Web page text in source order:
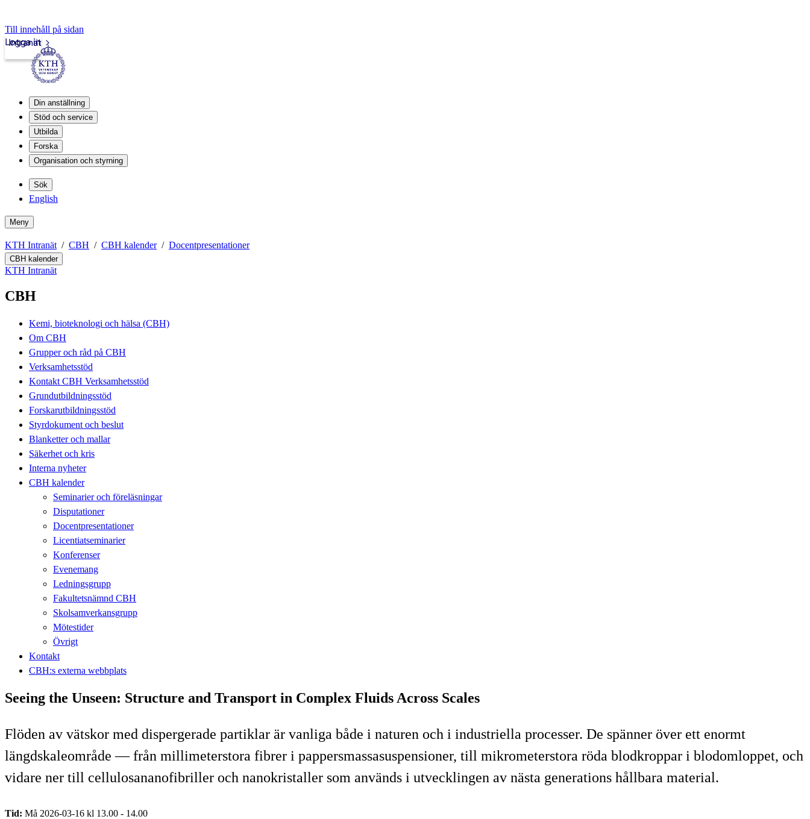
Till innehåll på sidan
Intranät
Logga in
Din anställning
Stöd och service
Utbilda
Forska
Organisation och styrning
Sök
English
Meny
KTH Intranät CBH CBH kalender Docentpresentationer
CBH kalender
KTH Intranät
CBH
Kemi, bioteknologi och hälsa (CBH)
Om CBH
Grupper och råd på CBH
Verksamhetsstöd
Kontakt CBH Verksamhetsstöd
Grundutbildningsstöd
Forskarutbildningsstöd
Styrdokument och beslut
Blanketter och mallar
Säkerhet och kris
Interna nyheter
CBH kalender
Seminarier och föreläsningar
Disputationer
Docentpresentationer
Licentiatseminarier
Konferenser
Evenemang
Ledningsgrupp
Fakultetsnämnd CBH
Skolsamverkansgrupp
Mötestider
Övrigt
Kontakt
CBH:s externa webbplats
Seeing the Unseen: Structure and Transport in Complex Fluids Across Scales
Flöden av vätskor med dispergerade partiklar är vanliga både i naturen och i industriella processer. De spänner över ett enormt
längdskaleområde — från millimeterstora fibrer i pappersmassasuspensioner, till mikrometerstora röda blodkroppar i blodomloppet, och
vidare ner till cellulosa­nanofibriller och nanokristaller som används i utvecklingen av nästa generations hållbara material.
Tid: Må 2026-03-16 kl 13.00 - 14.00